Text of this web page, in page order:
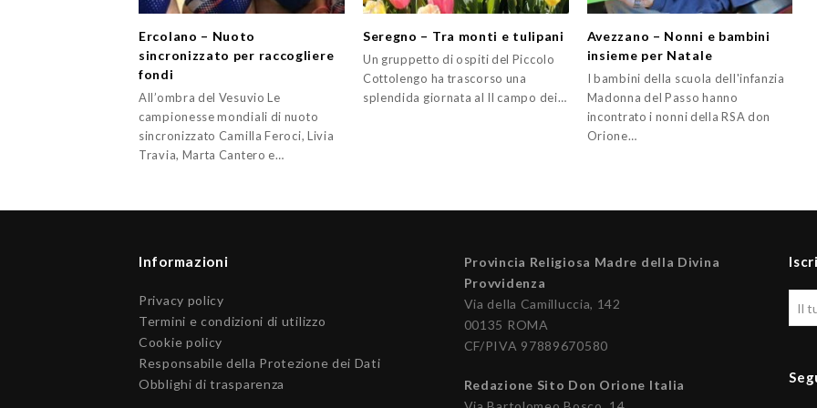
Ercolano – Nuoto
sincronizzato per raccogliere
fondi
All’ombra del Vesuvio Le
campionesse mondiali di nuoto
sincronizzato Camilla Feroci, Livia
Travia, Marta Cantero e…
Seregno – Tra monti e tulipani
Un gruppetto di ospiti del Piccolo
Cottolengo ha trascorso una
splendida giornata al Il campo dei…
Avezzano – Nonni e bambini
insieme per Natale
I bambini della scuola dell'infanzia
Madonna del Passo hanno
incontrato i nonni della RSA don
Orione…
Informazioni
Privacy policy
Termini e condizioni di utilizzo
Cookie policy
Responsabile della Protezione dei Dati
Obblighi di trasparenza
Provincia Religiosa Madre della Divina
Provvidenza
Via della Camilluccia, 142
00135 ROMA
CF/PIVA 97889670580
Redazione Sito Don Orione Italia